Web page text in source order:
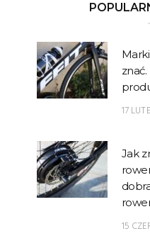
17
Jak
15